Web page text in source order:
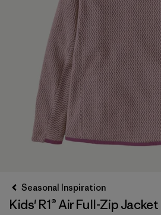
Seasonal Inspiration
Kids' R1® Air Full-Zip Jacket